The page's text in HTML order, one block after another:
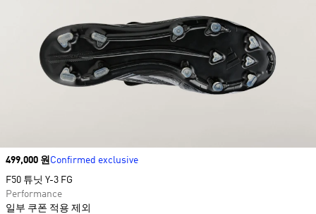
Price
499,000 원Confirmed exclusive
F50 튜닛 Y-3 FG
Performance
일부 쿠폰 적용 제외